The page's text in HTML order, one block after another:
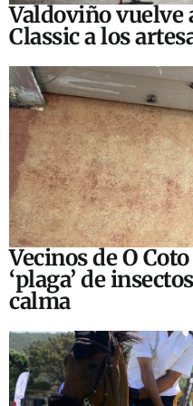
Valdoviño vuelve
Classic a los
Vecinos de O
‘plaga’ de
calma